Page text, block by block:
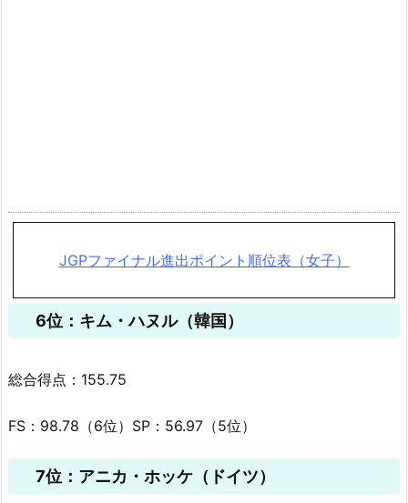
JGPファイナル進出ポイント順位表（女子）
6位：キム・ハヌル（韓国）
総合得点：155.75
FS：98.78（6位）SP：56.97（5位）
7位：アニカ・ホッケ（ドイツ）